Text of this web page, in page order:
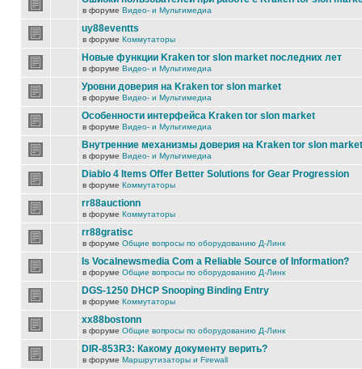
в форуме Видео- и Мультимедиа
uy88eventts
в форуме Коммутаторы
Новые функции Kraken tor slon market последних лет
в форуме Видео- и Мультимедиа
Уровни доверия на Kraken tor slon market
в форуме Видео- и Мультимедиа
Особенности интерфейса Kraken tor slon market
в форуме Видео- и Мультимедиа
Внутренние механизмы доверия на Kraken tor slon market
в форуме Видео- и Мультимедиа
Diablo 4 Items Offer Better Solutions for Gear Progression
в форуме Коммутаторы
rr88auctionn
в форуме Коммутаторы
rr88gratisc
в форуме Общие вопросы по оборудованию Д-Линк
Is Vocalnewsmedia Com a Reliable Source of Information?
в форуме Общие вопросы по оборудованию Д-Линк
DGS-1250 DHCP Snooping Binding Entry
в форуме Коммутаторы
xx88bostonn
в форуме Общие вопросы по оборудованию Д-Линк
DIR-853R3: Какому документу верить?
в форуме Маршрутизаторы и Firewall